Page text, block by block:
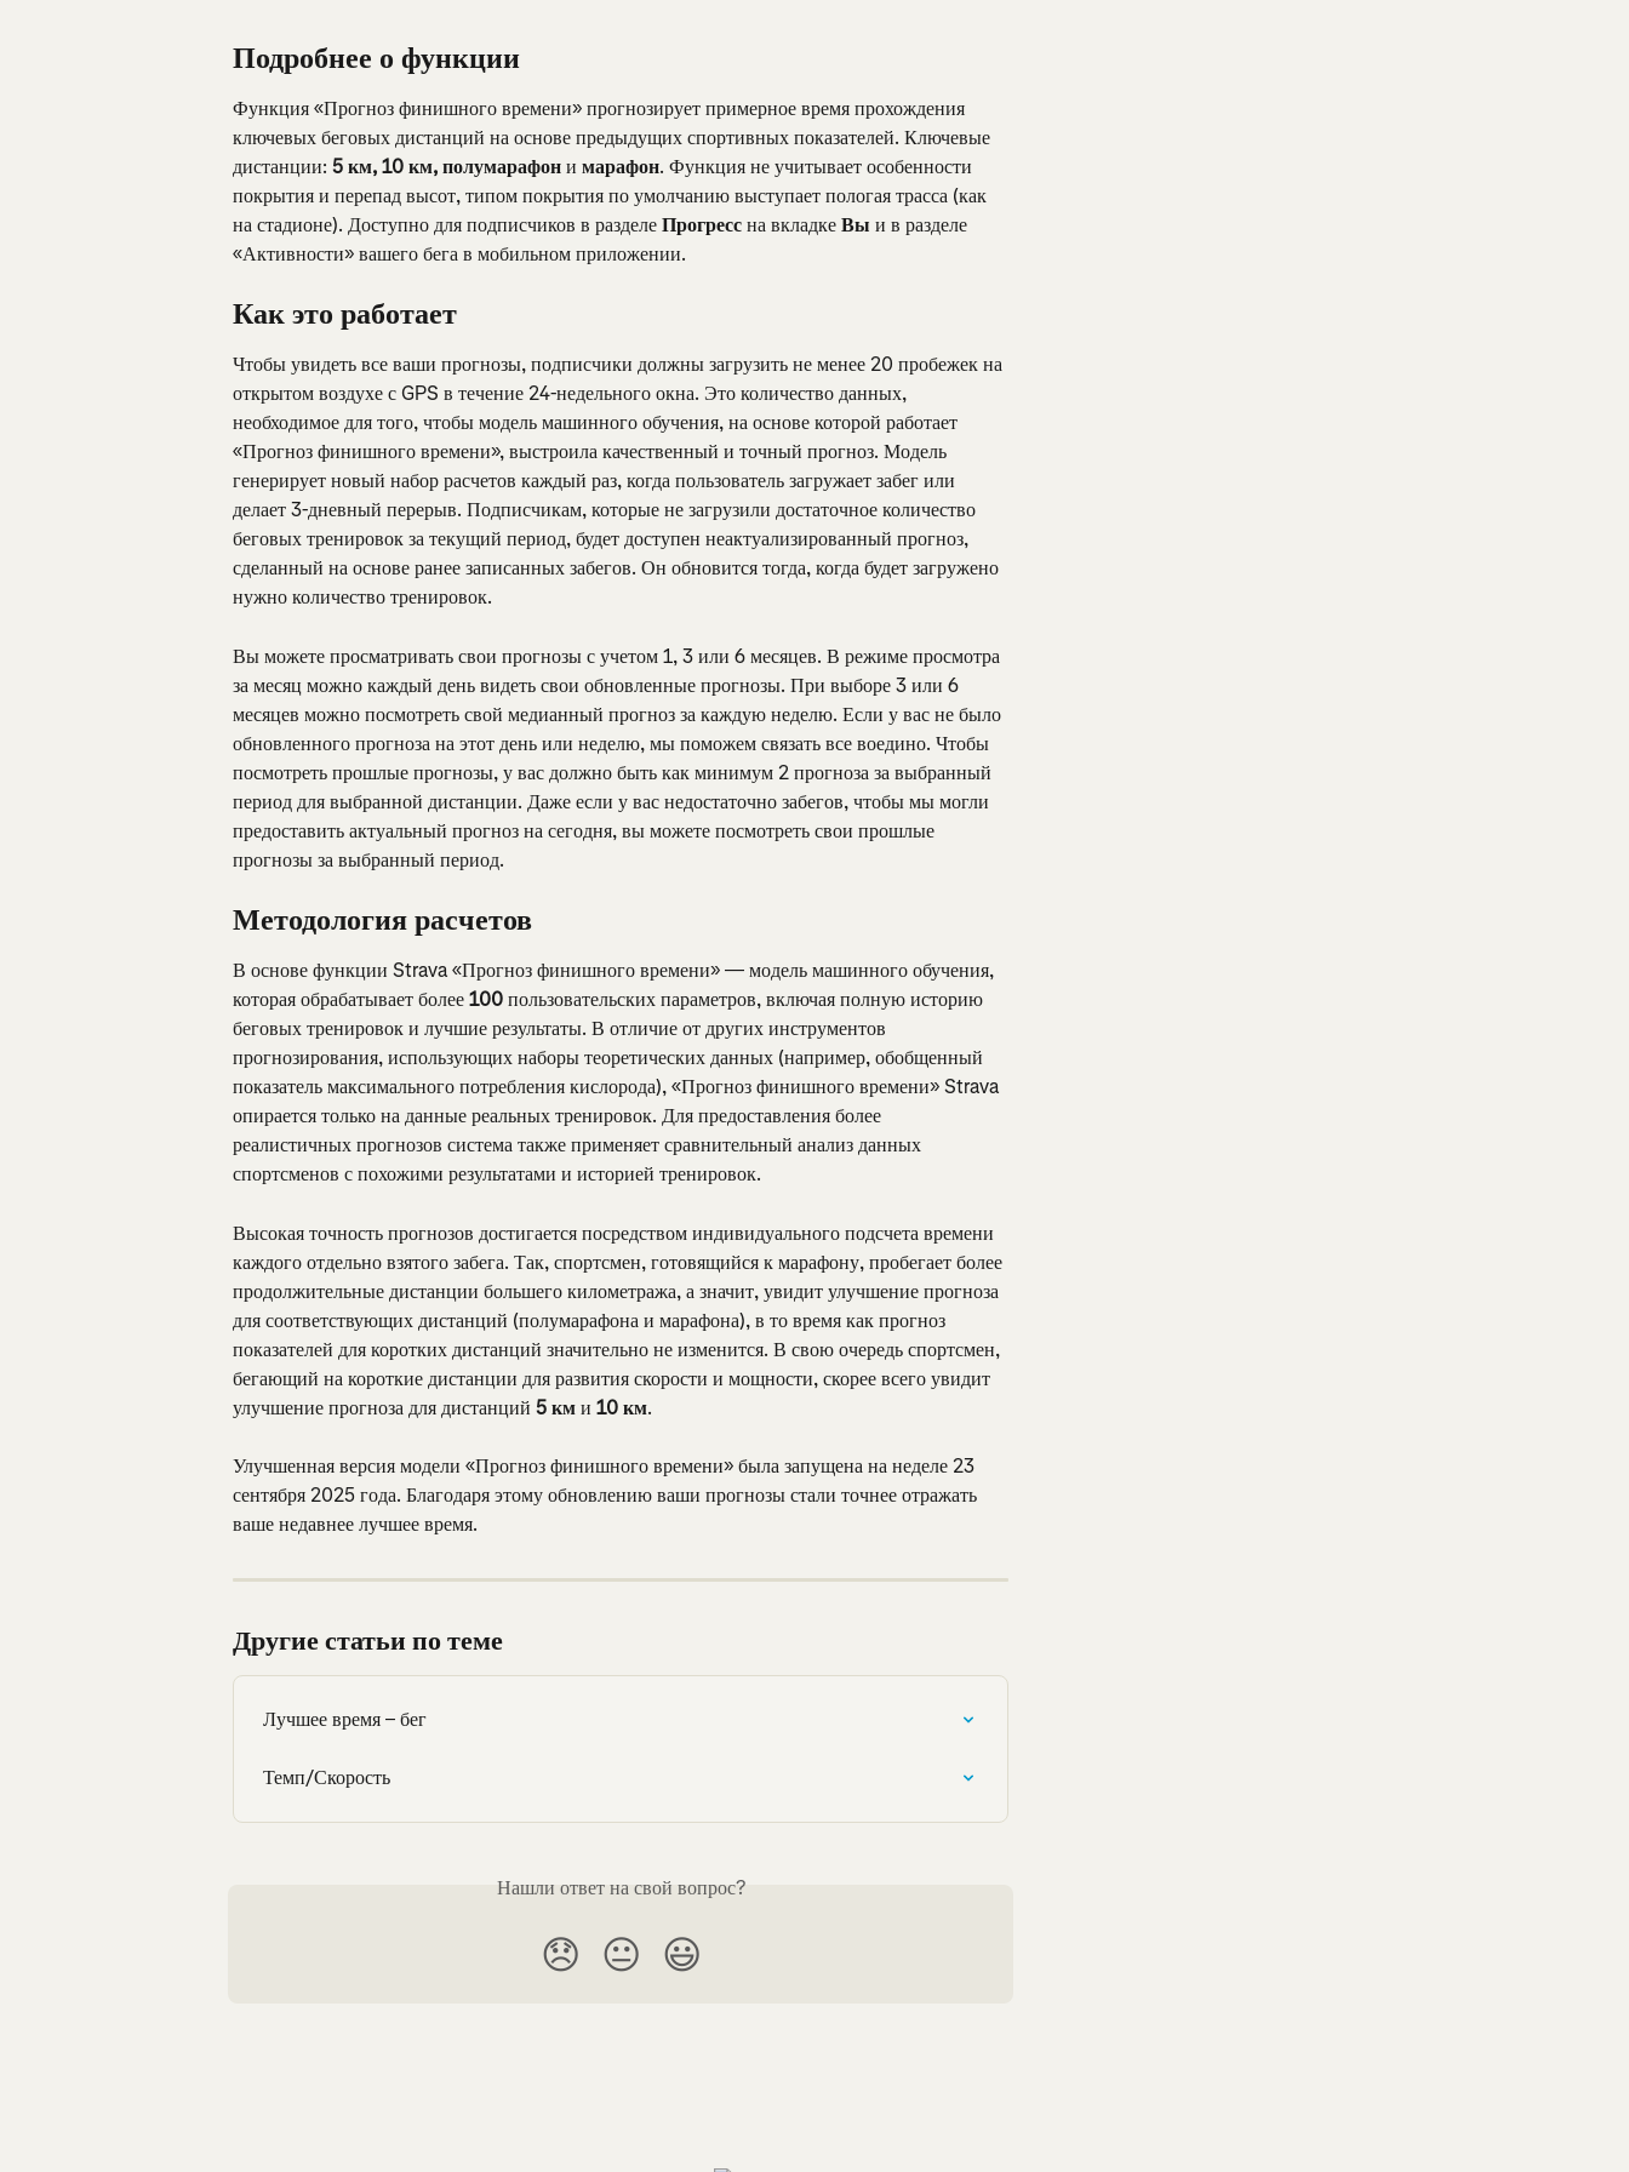
Подробнее о функции
Функция «Прогноз финишного времени» прогнозирует примерное время прохождения
ключевых беговых дистанций на основе предыдущих спортивных показателей. Ключевые
дистанции: 5 км, 10 км, полумарафон и марафон. Функция не учитывает особенности
покрытия и перепад высот, типом покрытия по умолчанию выступает пологая трасса (как
на стадионе). Доступно для подписчиков в разделе Прогресс на вкладке Вы и в разделе
«Активности» вашего бега в мобильном приложении.
Как это работает
Чтобы увидеть все ваши прогнозы, подписчики должны загрузить не менее 20 пробежек на
открытом воздухе с GPS в течение 24-недельного окна. Это количество данных,
необходимое для того, чтобы модель машинного обучения, на основе которой работает
«Прогноз финишного времени», выстроила качественный и точный прогноз. Модель
генерирует новый набор расчетов каждый раз, когда пользователь загружает забег или
делает 3-дневный перерыв. Подписчикам, которые не загрузили достаточное количество
беговых тренировок за текущий период, будет доступен неактуализированный прогноз,
сделанный на основе ранее записанных забегов. Он обновится тогда, когда будет загружено
нужно количество тренировок.
Вы можете просматривать свои прогнозы с учетом 1, 3 или 6 месяцев. В режиме просмотра
за месяц можно каждый день видеть свои обновленные прогнозы. При выборе 3 или 6
месяцев можно посмотреть свой медианный прогноз за каждую неделю. Если у вас не было
обновленного прогноза на этот день или неделю, мы поможем связать все воедино. Чтобы
посмотреть прошлые прогнозы, у вас должно быть как минимум 2 прогноза за выбранный
период для выбранной дистанции. Даже если у вас недостаточно забегов, чтобы мы могли
предоставить актуальный прогноз на сегодня, вы можете посмотреть свои прошлые
прогнозы за выбранный период.
Методология расчетов
В основе функции Strava «Прогноз финишного времени» — модель машинного обучения,
которая обрабатывает более 100 пользовательских параметров, включая полную историю
беговых тренировок и лучшие результаты. В отличие от других инструментов
прогнозирования, использующих наборы теоретических данных (например, обобщенный
показатель максимального потребления кислорода), «Прогноз финишного времени» Strava
опирается только на данные реальных тренировок. Для предоставления более
реалистичных прогнозов система также применяет сравнительный анализ данных
спортсменов с похожими результатами и историей тренировок.
Высокая точность прогнозов достигается посредством индивидуального подсчета времени
каждого отдельно взятого забега. Так, спортсмен, готовящийся к марафону, пробегает более
продолжительные дистанции большего километража, а значит, увидит улучшение прогноза
для соответствующих дистанций (полумарафона и марафона), в то время как прогноз
показателей для коротких дистанций значительно не изменится. В свою очередь спортсмен,
бегающий на короткие дистанции для развития скорости и мощности, скорее всего увидит
улучшение прогноза для дистанций 5 км и 10 км.
Улучшенная версия модели «Прогноз финишного времени» была запущена на неделе 23
сентября 2025 года. Благодаря этому обновлению ваши прогнозы стали точнее отражать
ваше недавнее лучшее время.
Другие статьи по теме
Лучшее время – бег
Темп/Скорость
Нашли ответ на свой вопрос?
😞 😐 😃